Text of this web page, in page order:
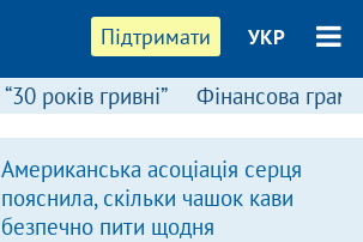
Підтримати УКР
“30 років гривні” Фінансова
Американська асоціація серця
пояснила, скільки чашок кави
безпечно пити щодня